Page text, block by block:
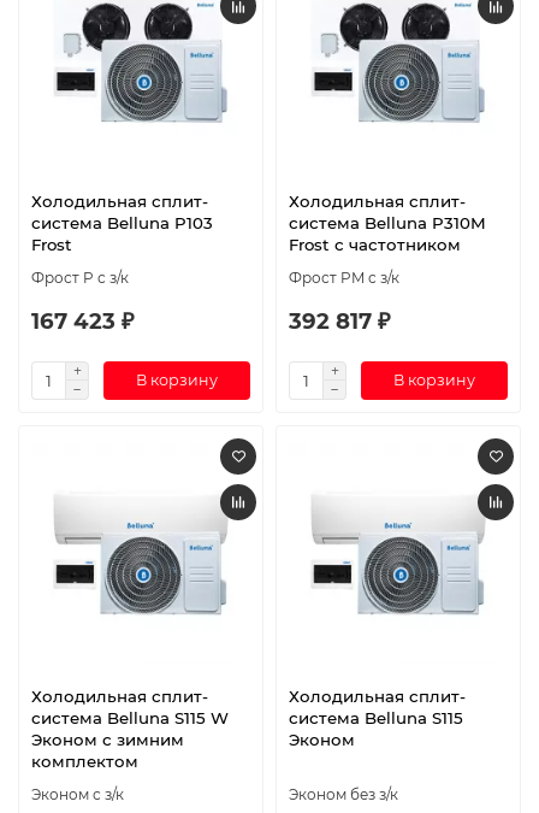
Холодильная сплит-
система Belluna P103
Frost
Фрост P с з/к
167 423 ₽
В корзину
Холодильная сплит-
система Belluna P310M
Frost с частотником
Фрост PM с з/к
392 817 ₽
В корзину
Холодильная сплит-
система Belluna S115 W
Эконом с зимним
комплектом
Эконом с з/к
Холодильная сплит-
система Belluna S115
Эконом
Эконом без з/к